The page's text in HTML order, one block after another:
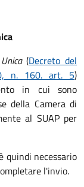
(Decreto del
n. 160. art. 5)
in cui sono
della Camera di
al SUAP per
quindi necessario
l'invio.